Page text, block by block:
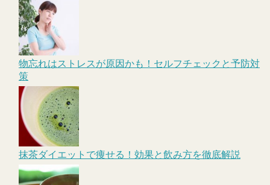
物忘れはストレスが原因かも！セルフチェックと予防対
策
抹茶ダイエットで痩せる！効果と飲み方を徹底解説